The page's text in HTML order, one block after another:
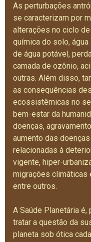
As perturbações
se caracterizam por
alterações no ciclo
química do solo,
de água potável,
camada de ozônio,
outras. Além disso,
as consequências
ecossistêmicas no
bem-estar da
doenças,
aumento das
relacionadas à
vigente, hiper-
migrações climáticas
entre outros.
A Saúde Planetária
tratar a questão da
planeta sob ótica